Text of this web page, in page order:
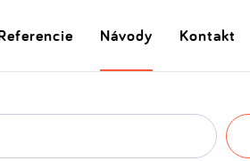
Návody Kontakt